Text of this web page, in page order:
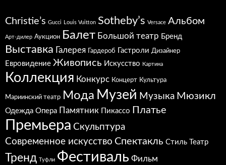
Christie’s Gucci Louis Vuitton Sotheby’s Versace Альбом
Арт-дилер Аукцион Балет Большой театр Бренд
Выставка Галерея Гардероб Гастроли Дизайнер
Евровидение Живопись Искусство Картина
Коллекция Конкурс Концерт Культура
Мариинский театр Мода Музей Музыка Мюзикл
Одежда Опера Памятник Пикассо Платье
Премьера Скульптура
Современное искусство Спектакль Стиль Театр
Тренд Туфли Фестиваль Фильм